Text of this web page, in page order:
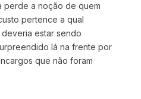
perde a noção de quem
pertence a qual
estar sendo
lá na frente por
que não foram